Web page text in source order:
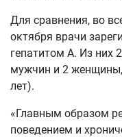
Для сравнения, во
октября врачи
гепатитом А. Из них
мужчин и 2 женщины,
лет).
«Главным образом
поведением и